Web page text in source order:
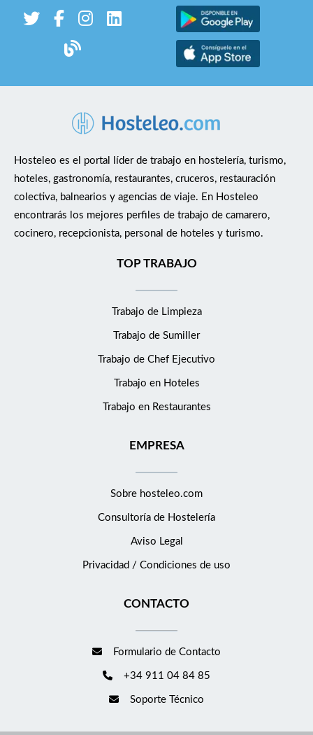
Hosteleo es el portal líder de trabajo en hostelería, turismo,
hoteles, gastronomía, restaurantes, cruceros, restauración
colectiva, balnearios y agencias de viaje. En Hosteleo
encontrarás los mejores perfiles de trabajo de camarero,
cocinero, recepcionista, personal de hoteles y turismo.
TOP TRABAJO
Trabajo de Limpieza
Trabajo de Sumiller
Trabajo de Chef Ejecutivo
Trabajo en Hoteles
Trabajo en Restaurantes
EMPRESA
Sobre hosteleo.com
Consultoría de Hostelería
Aviso Legal
Privacidad / Condiciones de uso
CONTACTO
Formulario de Contacto
+34 911 04 84 85
Soporte Técnico